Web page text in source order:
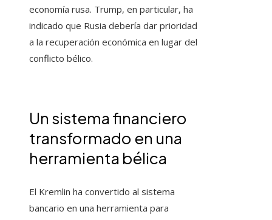
economía rusa. Trump, en particular, ha
indicado que Rusia debería dar prioridad
a la recuperación económica en lugar del
conflicto bélico.
Un sistema financiero
transformado en una
herramienta bélica
El Kremlin ha convertido al sistema
bancario en una herramienta para